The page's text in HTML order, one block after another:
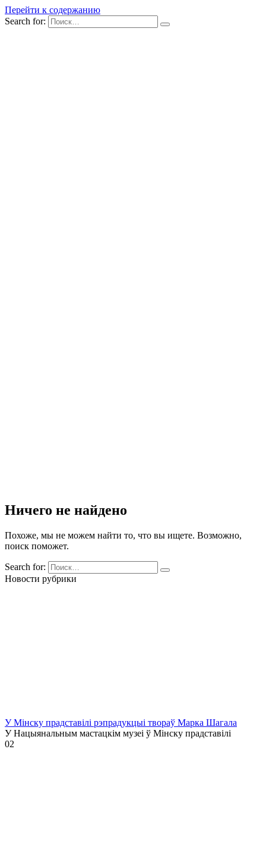
Перейти к содержанию
Search for:
Ничего не найдено
Похоже, мы не можем найти то, что вы ищете. Возможно,
поиск поможет.
Search for:
Новости рубрики
У Мінску прадставілі рэпрадукцыі твораў Марка Шагала
У Нацыянальным мастацкім музеі ў Мінску прадставілі
02